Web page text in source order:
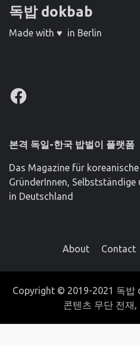
독밥 dokbab
Made with ♥ in Berlin
Facebook
본격 독일-한국 밥벌이 플랫폼
Das Magazine für koreanische
GründerInnen,
in Deutschland
About Contact
Copyright © 2019-2021 독밥
콘텐츠 무단 전재,